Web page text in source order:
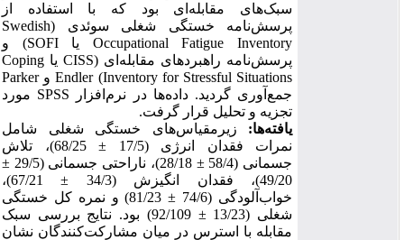
سبک‌های مقابله‌ای بود که با استفاده از
پرسش‌نامه‌ خستگی شغلی سوئدی (
Swedish
Occupational Fatigue Inventoryیا SOFI) و
پرسش‌نامه راهبردهای مقابله‌ای ( CISSیاCoping
Inventory for Stressful Situations
)
EndlerوParker
جمع‌آوری گردید.داده‌ها در نرم‌افزار SPSSمورد
تجزیه ‌و تحلیل قرار گرفت.
یافته‌ها:
زیرمقیاس‌های خستگی شغلی شامل
نمرات فقدان انرژی (17/5
68/25)، تلاش
جسمانی (58/4
± 28/18)، ناراحتی جسمانی (29/5
±
49/20)، فقدان انگیزش (34/3
67/21)،
خواب‌آلودگی (74/6
±
81/23) و نمره کل خستگی
شغلی (13/23
±
92/109) بود. نتایج بررسی سبک
مقابله با استرس در میان مشارکت‌کنندگان نشان